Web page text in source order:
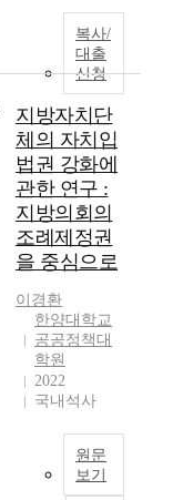
사
의
복사/
대출
신청
지방자치단
체의 자치입
법권 강화에
관한 연구 :
지방의회의
조례제정권
을 중심으로
이경환
한양대학교
공공정책대
학원
2022
국내석사
원문
보기